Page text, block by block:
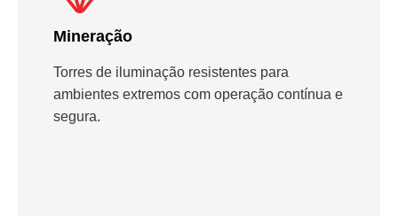
Mineração
Torres de iluminação resistentes para
ambientes extremos com operação contínua e
segura.